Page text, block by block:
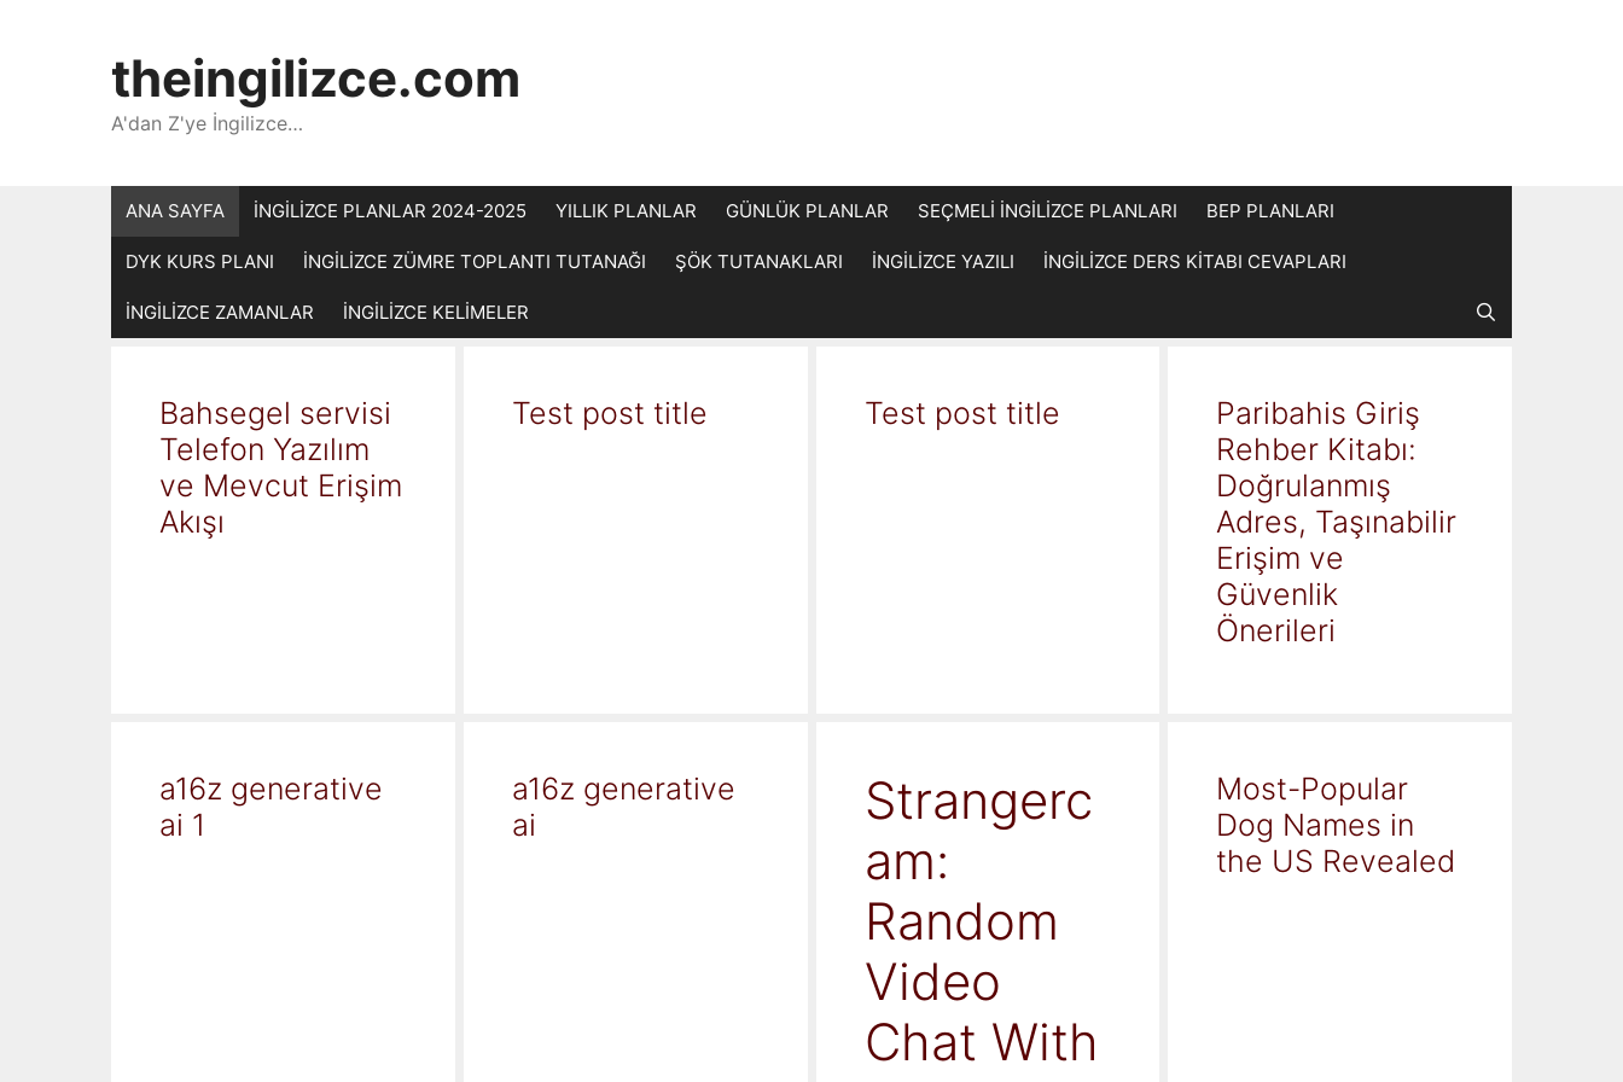
theingilizce.com
A'dan Z'ye İngilizce…
ANA SAYFA İNGİLİZCE PLANLAR 2024-2025 YILLIK PLANLAR GÜNLÜK PLANLAR SEÇMELİ İNGİLİZCE PLANLARI BEP PLANLARI
DYK KURS PLANI İNGİLİZCE ZÜMRE TOPLANTI TUTANAĞI ŞÖK TUTANAKLARI İNGİLİZCE YAZILI İNGİLİZCE DERS KİTABI CEVAPLARI
İNGİLİZCE ZAMANLAR İNGİLİZCE KELİMELER
Bahsegel servisi
Telefon Yazılım
ve Mevcut Erişim
Akışı
Test post title Test post title
Paribahis Giriş
Rehber Kitabı:
Doğrulanmış
Adres, Taşınabilir
Erişim ve
Güvenlik
Önerileri
a16z generative
ai 1
a16z generative
ai
Strangerc
am:
Random
Video
Chat With
Most-Popular
Dog Names in
the US Revealed